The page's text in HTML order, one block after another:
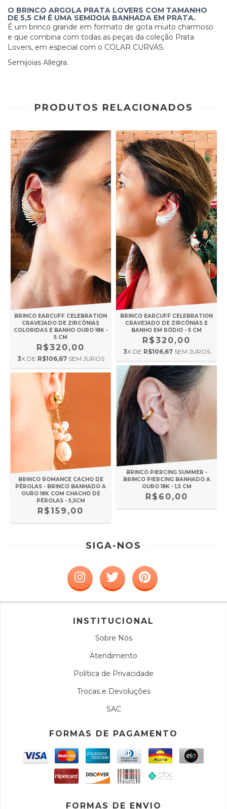
O BRINCO ARGOLA PRATA LOVERS COM TAMANHO
DE 5,5 CM É UMA SEMIJOIA BANHADA EM PRATA.
É um brinco grande em formato de gota muito charmoso
e que combina com todas as peças da coleção Prata
Lovers, em especial com o COLAR CURVAS.
​Semijoias Allegra.
PRODUTOS RELACIONADOS
BRINCO EARCUFF CELEBRATION
CRAVEJADO DE ZIRCÔNIAS
COLORIDAS E BANHO OURO 18K -
5 CM
R$320,00
3X DE R$106,67SEM JUROS
BRINCO EARCUFF CELEBRATION
CRAVEJADO DE ZIRCÔNIAS E
BANHO EM RÓDIO - 5 CM
R$320,00
3X DE R$106,67SEM JUROS
BRINCO ROMANCE CACHO DE
PÉROLAS - BRINCO BANHADO A
OURO 18K COM CHACHO DE
PÉROLAS - 5,5CM
R$159,00
BRINCO PIERCING SUMMER -
BRINCO PIERCING BANHADO A
OURO 18K - 1,5 CM
R$60,00
SIGA-NOS
INSTITUCIONAL
Sobre Nós
Atendimento
Política de Privacidade
Trocas e Devoluções
SAC
FORMAS DE PAGAMENTO
FORMAS DE ENVIO